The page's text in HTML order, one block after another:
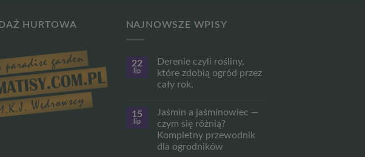
HURTOWA NAJNOWSZE WPISY
22
lip
Derenie czyli rośliny,
które zdobią ogród przez
cały rok.
do
Derenie
czyli
rośliny,
które
zdobią
15
lip
Jaśmin a jaśminowiec —
czym się różnią?
Kompletny przewodnik
dla ogrodników